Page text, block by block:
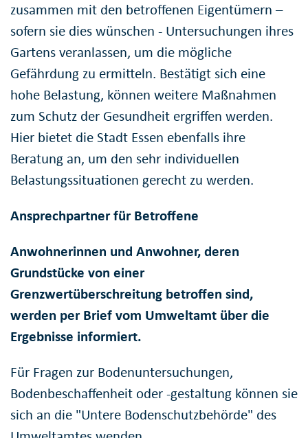
zusammen mit den betroffenen Eigentümern –
sofern sie dies wünschen - Untersuchungen ihres
Gartens veranlassen, um die mögliche
Gefährdung zu ermitteln. Bestätigt sich eine
hohe Belastung, können weitere Maßnahmen
zum Schutz der Gesundheit ergriffen werden.
Hier bietet die Stadt Essen ebenfalls ihre
Beratung an, um den sehr individuellen
Belastungssituationen gerecht zu werden.
Ansprechpartner für Betroffene
Anwohnerinnen und Anwohner, deren
Grundstücke von einer
Grenzwertüberschreitung betroffen sind,
werden per Brief vom Umweltamt über die
Ergebnisse informiert.
Für Fragen zur Bodenuntersuchungen,
Bodenbeschaffenheit oder -gestaltung können sie
sich an die "Untere Bodenschutzbehörde" des